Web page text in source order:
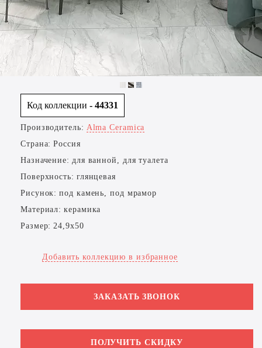
Код коллекции - 44331
Производитель: Alma Ceramica
Страна: Россия
Назначение: для ванной, для туалета
Поверхность: глянцевая
Рисунок: под камень, под мрамор
Материал: керамика
Размер: 24,9x50
Добавить коллекцию в избранное
ЗАКАЗАТЬ ЗВОНОК
ПОЛУЧИТЬ СКИДКУ